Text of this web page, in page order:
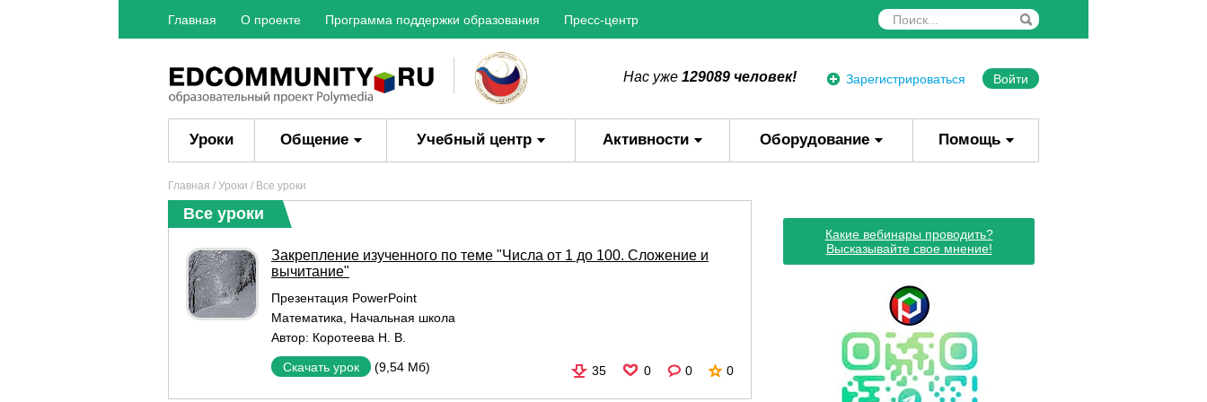
Главная О проекте Программа поддержки образования Пресс-центр
Зарегистрироваться Войти
Нас уже 129089 человек!
Уроки Общение Учебный центр Активности Оборудование Помощь
Главная / Уроки / Все уроки
Все уроки
Закрепление изученного по теме "Числа от 1 до 100. Сложение и
вычитание"
Презентация PowerPoint
Математика
Начальная школа
Автор: Коротеева Н. В.
Скачать урок (9,54 Мб) 35 0 0 0
Какие вебинары проводить?
Высказывайте свое мнение!